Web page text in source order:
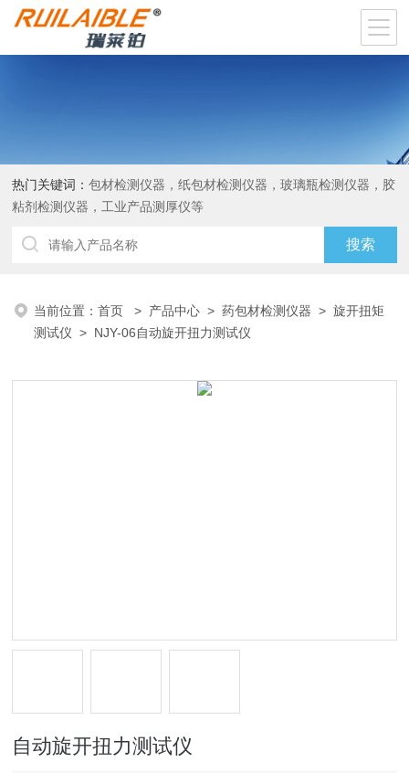
热门关键词：包材检测仪器，纸包材检测仪器，玻璃瓶检测仪器，胶
粘剂检测仪器，工业产品测厚仪等
当前位置：首页 > 产品中心 >药包材检测仪器 >旋开扭矩
测试仪 > NJY-06自动旋开扭力测试仪
自动旋开扭力测试仪